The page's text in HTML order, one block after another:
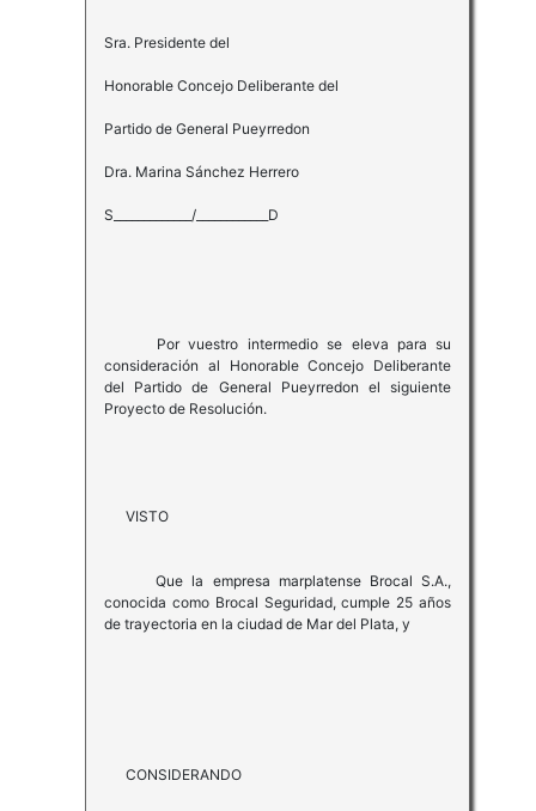
Sra. Presidente del
Honorable Concejo Deliberante del
Partido de General Pueyrredon
Dra. Marina Sánchez Herrero
S_____________/____________D
Por vuestro intermedio se eleva para su
consideración al Honorable Concejo Deliberante
del Partido de General Pueyrredon el siguiente
Proyecto de Resolución.
VISTO
Que la empresa marplatense Brocal S.A.,
conocida como Brocal Seguridad, cumple 25 años
de trayectoria en la ciudad de Mar del Plata, y
CONSIDERANDO